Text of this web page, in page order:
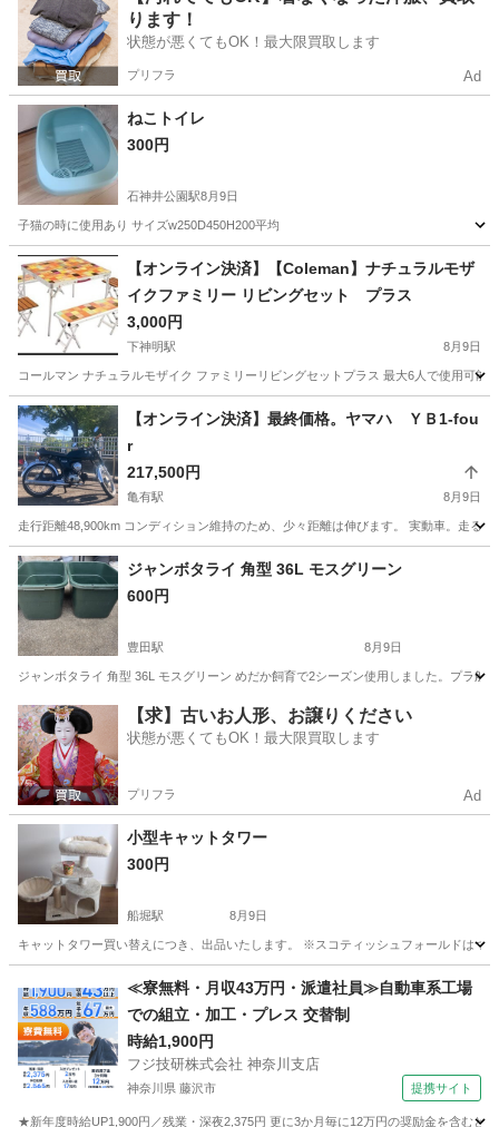
ります！
状態が悪くてもOK！最大限買取します
プリフラ Ad
ねこトイレ
300円
石神井公園駅8月9日
子猫の時に使用あり サイズw250D450H200平均
東京 練馬区 石神井公園駅 その他
【オンライン決済】【Coleman】ナチュラルモザ
イクファミリー リビングセット プラス
3,000円
下神明駅 8月9日
コールマン ナチュラルモザイク ファミリーリビングセットプラス 最大6人で使用可
東京 品川区 下神明駅 その他
【オンライン決済】最終価格。ヤマハ ＹＢ1-fou
r
217,500円
亀有駅 8月9日
走行距離48,900km コンディション維持のため、少々距離は伸びます。 実動車。走る
東京 足立区 その他
ジャンボタライ 角型 36L モスグリーン
600円
豊田駅 8月9日
ジャンボタライ 角型 36L モスグリーン めだか飼育で2シーズン使用しました。プラ
東京 日野市 豊田駅 その他 タライ
【求】古いお人形、お譲りください
状態が悪くてもOK！最大限買取します
プリフラ Ad
小型キャットタワー
300円
船堀駅 8月9日
キャットタワー買い替えにつき、出品いたします。 ※スコティッシュフォールドはつ
船堀駅 その他
≪寮無料・月収43万円・派遣社員≫自動車系工場
での組立・加工・プレス 交替制
時給1,900円
フジ技研株式会社 神奈川支店
神奈川県 藤沢市 提携サイト
★新年度時給UP1,900円／残業・深夜2,375円 更に3か月毎に12万円の奨励金を含む